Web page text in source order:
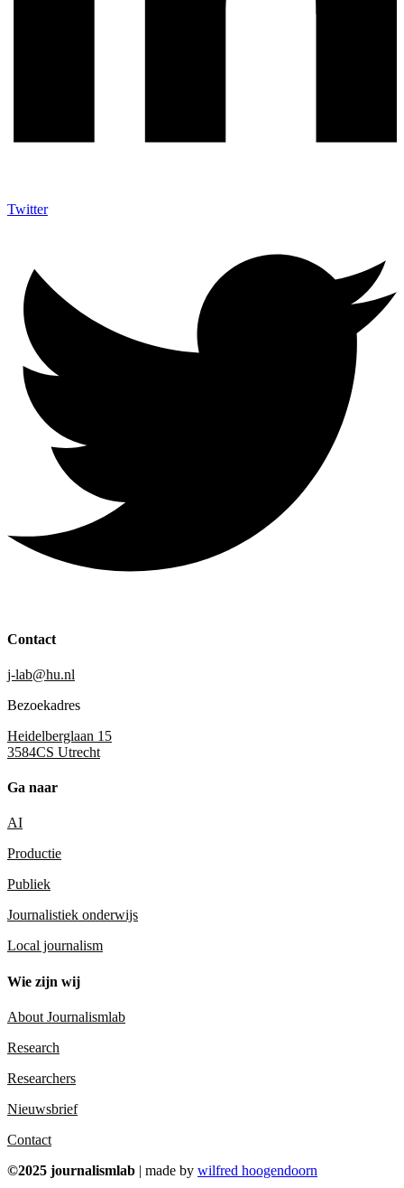
Twitter
Contact
j-lab@hu.nl
Bezoekadres
Heidelberglaan 15
3584CS Utrecht
Ga naar
AI
Productie
Publiek
Journalistiek onderwijs
Local journalism
Wie zijn wij
About Journalismlab
Research
Researchers
Nieuwsbrief
Contact
©2025 journalismlab | made by wilfred hoogendoorn